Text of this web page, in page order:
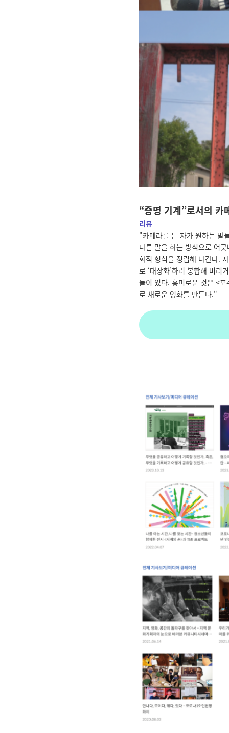
“증명 기계”로서의
리뷰
"카메라를 든 자가 원하는 말
다른 말을 하는 방식으로 어
화적 형식을 정립해 나간다.
로 ‘대상화’하려 봉합해 버리
들이 있다. 흥미로운 것은 <
로 새로운 영화를 만든다."